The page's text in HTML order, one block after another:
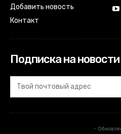
Добавить новость
Контакт
Подписка на новости
-